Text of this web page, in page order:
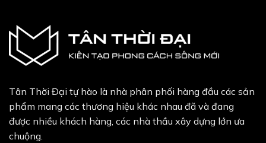
Tân Thời Đại tự hào là nhà phân phối hàng đầu các sản
phẩm mang các thương hiệu khác nhau đã và đang
được nhiều khách hàng, các nhà thầu xây dựng lớn ưa
chuộng.